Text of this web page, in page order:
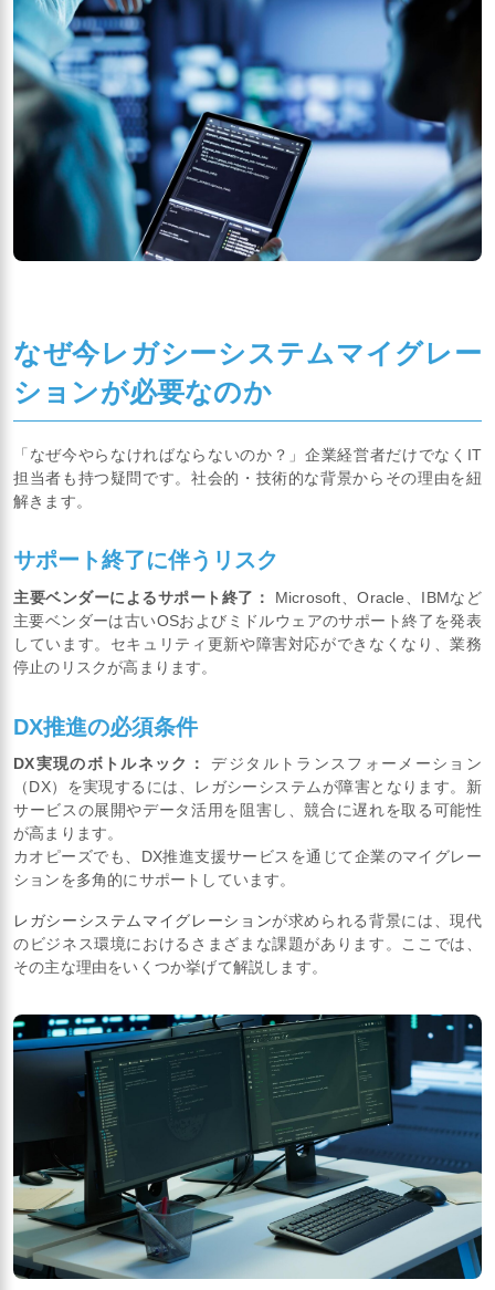
なぜ今レガシーシステムマイグレー
ションが必要なのか
「なぜ今やらなければならないのか？」企業経営者だけでなくIT
担当者も持つ疑問です。社会的・技術的な背景からその理由を紐
解きます。
サポート終了に伴うリスク
主要ベンダーによるサポート終了：
Microsoft、Oracle、IBMなど
主要ベンダーは古いOSおよびミドルウェアのサポート終了を発表
しています。セキュリティ更新や障害対応ができなくなり、業務
停止のリスクが高まります。
DX推進の必須条件
DX実現のボトルネック：
デジタルトランスフォーメーション
（DX）を実現するには、レガシーシステムが障害となります。新
サービスの展開やデータ活用を阻害し、競合に遅れを取る可能性
が高まります。
カオピーズでも、DX推進支援サービスを通じて企業のマイグレー
ションを多角的にサポートしています。
レガシーシステムマイグレーションが求められる背景には、現代
のビジネス環境におけるさまざまな課題があります。ここでは、
その主な理由をいくつか挙げて解説します。